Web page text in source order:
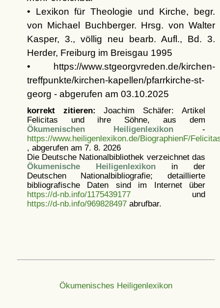
• Lexikon für Theologie und Kirche, begr.
von Michael Buchberger. Hrsg. von Walter
Kasper, 3., völlig neu bearb. Aufl., Bd. 3.
Herder, Freiburg im Breisgau 1995
• https://www.stgeorgvreden.de/kirchen-
treffpunkte/kirchen-kapellen/pfarrkirche-st-
georg - abgerufen am 03.10.2025
korrekt zitieren: Joachim Schäfer: Artikel
Felicitas und ihre Söhne, aus dem
Ökumenischen Heiligenlexikon -
https://www.heiligenlexikon.de/BiographienF/
, abgerufen am 7. 8. 2026
Die Deutsche Nationalbibliothek verzeichnet das
Ökumenische Heiligenlexikonin der
Deutschen Nationalbibliografie; detaillierte
bibliografische Daten sind im Internet über
https://d-nb.info/1175439177und
https://d-nb.info/969828497abrufbar.
Ökumenisches Heiligenlexikon